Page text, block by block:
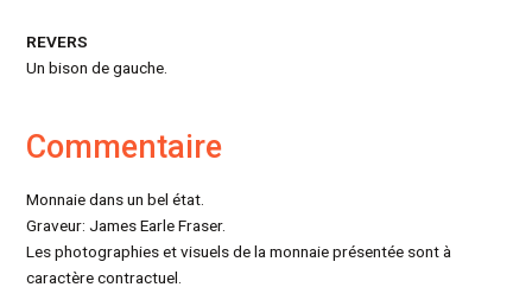
REVERS
Un bison de gauche.
Commentaire
Monnaie dans un bel état.
Graveur: James Earle Fraser.
Les photographies et visuels de la monnaie présentée sont à
caractère contractuel.